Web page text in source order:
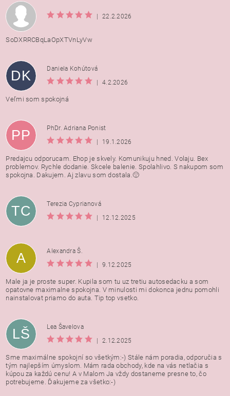
| 22.2.2026
SoDXRRCBqLaOpXTVnLyVw
DK
Daniela Kohútová
|
4.2.2026
Veľmi som spokojná
PP
PhDr. Adriana Ponist
|
19.1.2026
Predajcu odporucam. Ehop je skvely. Komunikuju hned. Volaju. Bex
problemov. Rychle dodanie. Skcele balenie. Spolahlivo. S nakupom som
spokojna. Dakujem. Aj zlavu som dostala.🙂
TC
Terezia Cyprianová
|
12.12.2025
A
Alexandra Š.
|
9.12.2025
Male ja je proste super. Kupila som tu uz tretiu autosedacku a som
opatovne maximalne spokojna. V minulosti mi dokonca jednu pomohli
nainstalovat priamo do auta. Tip top vsetko.
LŠ
Lea Šavelova
|
2.12.2025
Sme maximálne spokojní so všetkým:-) Stále nám poradia, odporučia s
tým najlepším úmyslom. Mám rada obchody, kde na vás netlačia s
kúpou za každú cenu! A v Malom Ja vždy dostaneme presne to, čo
potrebujeme. Ďakujeme za všetko:-)